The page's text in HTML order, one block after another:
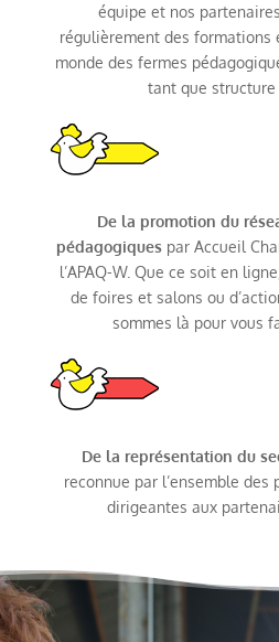
équipe et nos
régulièrement des formations
monde des fermes
tant que structure
De la promotion du
pédagogiques par Accueil
l’APAQ-W. Que ce soit en
de foires et salons ou
sommes là pour vous
De la représentation du
reconnue par l’ensemble des
dirigeantes aux